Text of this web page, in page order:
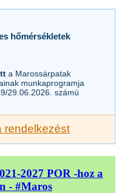
hőmérsékletek
a Marossárpatak
munkaprogramja
29.06.2026. számú
rendelkezést
2027 POR -hoz a
- #Maros